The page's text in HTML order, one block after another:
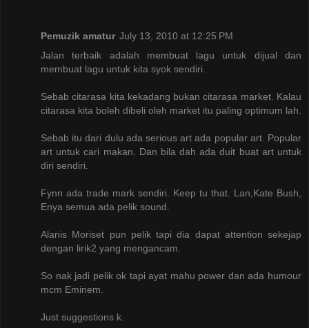
Pemuzik amatur July 13, 2010 at 12:25 PM
Jalan terbaik adalah membuat lagu untuk dijual dan
membuat lagu untuk kita syok sendiri.
Sebab citarasa kita kekadang bukan citarasa market. Kalau
citarasa kita boleh dibeli oleh market itu paling optimum lah.
Sebab itu dari dulu ada serious art ada popular art. Popular
art untuk cari makan. Dan bila dah ada duit buat art untuk
diri sendiri.
Fynn ada trade mark sendiri. Keep tu that. Lan,Kate Bush,
Enya semua ada pelik sound.
Alanis Moriset pun pelik tapi dia dapat attention sekejap
dengan lirik2 yang mengancam.
So nak jadi pelik ok tapi ayat mahu power dan ada humour
mcm Eminem.
Just suggestions k.